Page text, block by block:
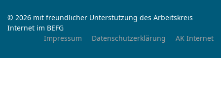
© 2026 mit freundlicher Unterstützung des Arbeitskreis
Internet im BEFG
Impressum
Datenschutzerklärung AK Internet